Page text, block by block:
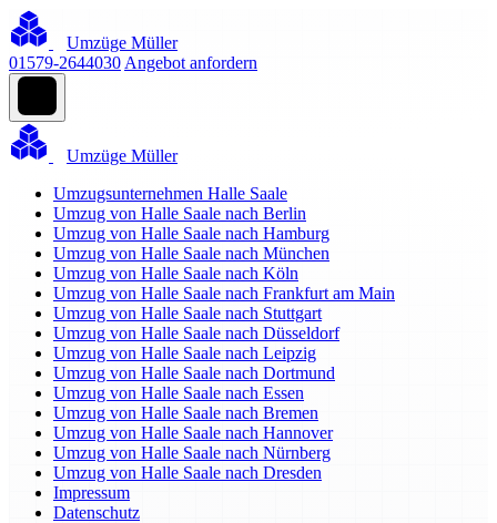
Umzüge Müller
01579-2644030 Angebot anfordern
Umzüge Müller
Umzugsunternehmen Halle Saale
Umzug von Halle Saale nach Berlin
Umzug von Halle Saale nach Hamburg
Umzug von Halle Saale nach München
Umzug von Halle Saale nach Köln
Umzug von Halle Saale nach Frankfurt am Main
Umzug von Halle Saale nach Stuttgart
Umzug von Halle Saale nach Düsseldorf
Umzug von Halle Saale nach Leipzig
Umzug von Halle Saale nach Dortmund
Umzug von Halle Saale nach Essen
Umzug von Halle Saale nach Bremen
Umzug von Halle Saale nach Hannover
Umzug von Halle Saale nach Nürnberg
Umzug von Halle Saale nach Dresden
Impressum
Datenschutz